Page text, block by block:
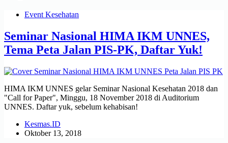
Event Kesehatan
Seminar Nasional HIMA IKM UNNES,
Tema Peta Jalan PIS-PK, Daftar Yuk!
HIMA IKM UNNES gelar Seminar Nasional Kesehatan 2018 dan
"Call for Paper", Minggu, 18 November 2018 di Auditorium
UNNES. Daftar yuk, sebelum kehabisan!
Kesmas.ID
Oktober 13, 2018